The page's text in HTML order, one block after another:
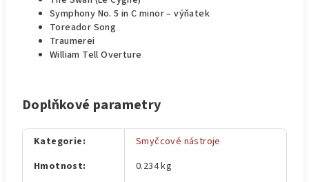
Symphony No. 5 in C minor – výňatek
Toreador Song
Traumerei
William Tell Overture
Doplňkové parametry
Kategorie:
Smyčcové nástroje
Hmotnost:
0.234 kg